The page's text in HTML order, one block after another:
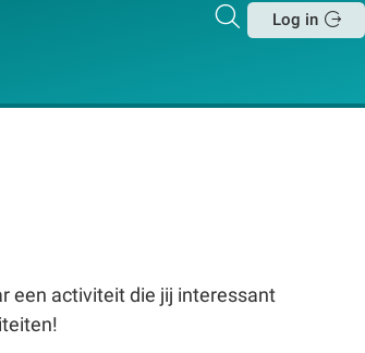
Zoeken
Log in
een activiteit die jij interessant